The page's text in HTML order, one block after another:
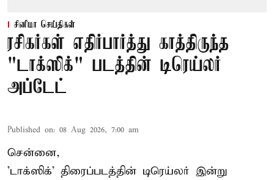
சினிமா செய்திகள்
ரசிகர்கள் எதிர்பார்த்து காத்திருந்த
"டாக்ஸிக்" படத்தின் டிரெய்லர்
அப்டேட்
Published on: 08 Aug 2026, 7:00 am
சென்னை,
'டாக்ஸிக்' திரைப்படத்தின் டிரெய்லர் இன்று